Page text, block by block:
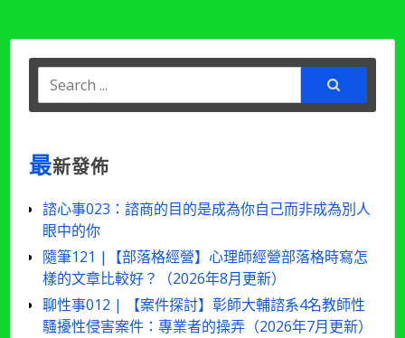
新)〉
中
覽
Search
for:
最新發佈
諮心事023：諮商的目的是成為你自己而非成為別人
眼中的你
隨筆121 |【部落格經營】心理師經營部落格時寫怎
樣的文章比較好？（2026年8月更新）
聊性事012 | 【案件探討】彰師大輔諮系4名教師性
騷擾性侵害案件：專業者的操弄（2026年7月更新）